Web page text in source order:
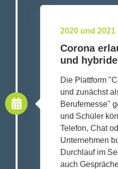
2020 und 2021
Corona
und
Die Plattform
und zunächst
Berufemesse"
und Schüler
Telefon, Chat
Unternehmen
Durchlauf im
auch